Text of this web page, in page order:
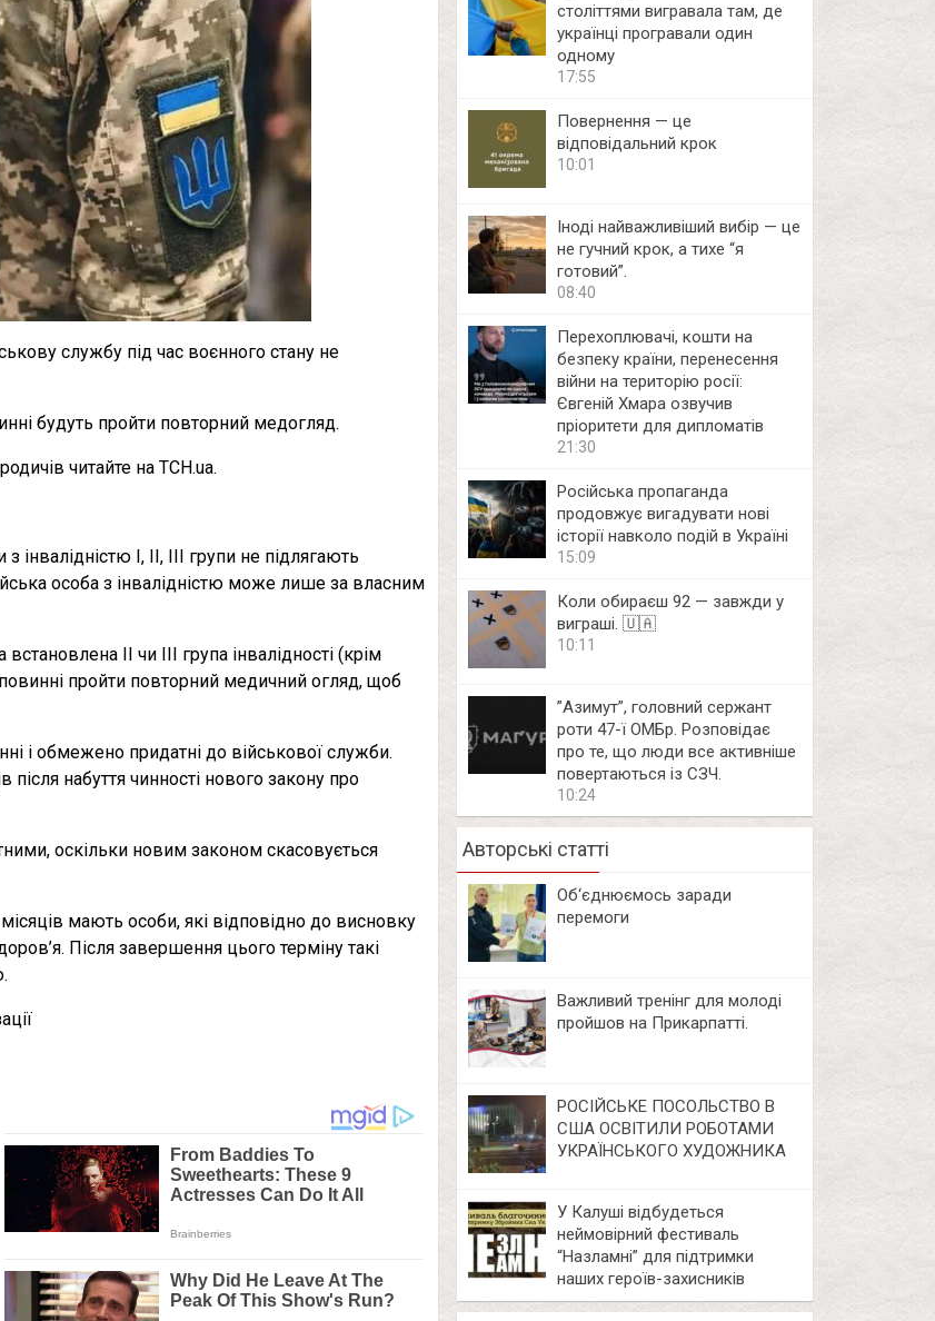
службу під час воєнного стану не
будуть пройти повторний медогляд.
читайте на ТСН.ua.
І, ІІ, ІІІ групи не підлягають
особа з інвалідністю може лише за власним
ІІ чи ІІІ група інвалідності (крім
пройти повторний медичний огляд, щоб
і обмежено придатні до військової служби.
після набуття чинності нового закону про
оскільки новим законом скасовується
мають особи, які відповідно до висновку
Після завершення цього терміну такі
століттями вигравала там, де
українці програвали один
одному
17:55
Повернення — це
відповідальний крок
10:01
Іноді найважливіший вибір — це
не гучний крок, а тихе “я
готовий”.
08:40
Перехоплювачі, кошти на
безпеку країни, перенесення
війни на територію росії:
Євгеній Хмара озвучив
пріоритети для дипломатів
21:30
Російська пропаганда
продовжує вигадувати нові
історії навколо подій в Україні
15:09
Коли обираєш 92 — завжди у
виграші. 🇺🇦
10:11
⁨”Азимут”, головний сержант
роти 47-ї ОМБр. Розповідає
про те, що люди все активніше
повертаються із СЗЧ.
10:24
Авторські статті
Об‘єднюємось заради
перемоги
Важливий тренінг для молоді
пройшов на Прикарпатті.
РОСІЙСЬКЕ ПОСОЛЬСТВО В
США ОСВІТИЛИ РОБОТАМИ
УКРАЇНСЬКОГО ХУДОЖНИКА
У Калуші відбудеться
неймовірний фестиваль
“Назламні” для підтримки
наших героїв-захисників